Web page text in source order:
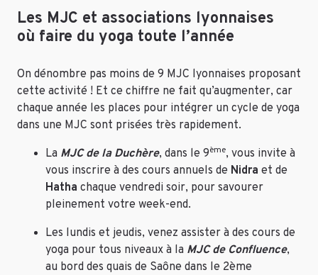
Les MJC et associations lyonnaises
où faire du yoga toute l’année
On dénombre pas moins de 9 MJC lyonnaises proposant
cette activité ! Et ce chiffre ne fait qu’augmenter, car
chaque année les places pour intégrer un cycle de yoga
dans une MJC sont prisées très rapidement.
La MJC de la Duchère, dans le 9ème, vous invite à
vous inscrire à des cours annuels de Nidra et de
Hatha chaque vendredi soir, pour savourer
pleinement votre week-end.
Les lundis et jeudis, venez assister à des cours de
yoga pour tous niveaux à la MJC de Confluence,
au bord des quais de Saône dans le 2ème